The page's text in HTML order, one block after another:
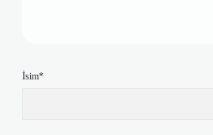
İsim*